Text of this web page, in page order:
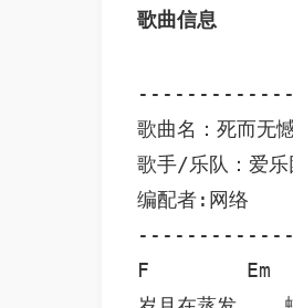
歌曲信息
歌曲名：死而无
歌手/乐队：爱乐
编配者:网络
F